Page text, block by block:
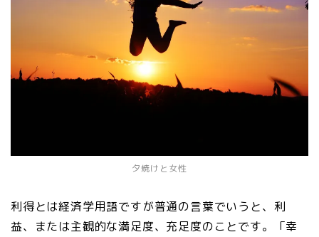
夕焼けと女性
利得とは経済学用語ですが普通の言葉でいうと、利
益、または主観的な満足度、充足度のことです。「幸